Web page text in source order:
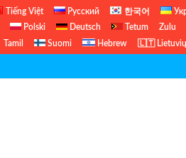
Tiếng Việt Русский 한국어
Polski Deutsch Tetum
Zulu
Tamil Suomi Hebrew 🇱🇹